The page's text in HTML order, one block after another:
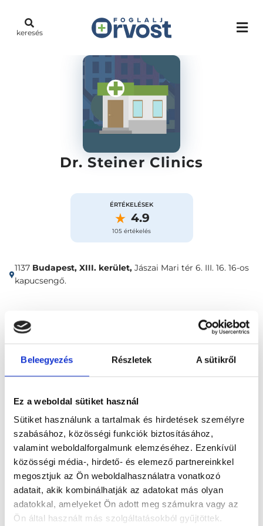
Beleegyezés Részletek A sütikről
Ez a weboldal sütiket használ
Sütiket használunk a tartalmak és hirdetések személyre
szabásához, közösségi funkciók biztosításához,
valamint weboldalforgalmunk elemzéséhez. Ezenkívül
közösségi média-, hirdető- és elemező partnereinkkel
megosztjuk az Ön weboldalhasználatra vonatkozó
adatait, akik kombinálhatják az adatokat más olyan
adatokkal, amelyeket Ön adott meg számukra vagy az
Ön által használt más szolgáltatásokból gyűjtöttek.
keresés
Dr. Steiner Clinics
ÉRTÉKELÉSEK
4.9
105 értékelés
1137 Budapest, XIII. kerület, Jászai Mari tér 6. III. 16. 16-os
kapucsengő.
Vélemények
Foglalj időpontot
Összes szakterület
Főoldal Klinikák
Nőgyógyász, Budapest, XIII. kerület